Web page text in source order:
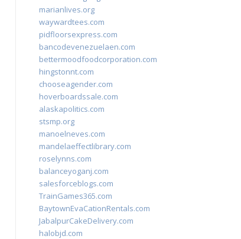
marianlives.org
waywardtees.com
pidfloorsexpress.com
bancodevenezuelaen.com
bettermoodfoodcorporation.com
hingstonnt.com
chooseagender.com
hoverboardssale.com
alaskapolitics.com
stsmp.org
manoelneves.com
mandelaeffectlibrary.com
roselynns.com
balanceyoganj.com
salesforceblogs.com
TrainGames365.com
BaytownEvaCationRentals.com
JabalpurCakeDelivery.com
halobjd.com